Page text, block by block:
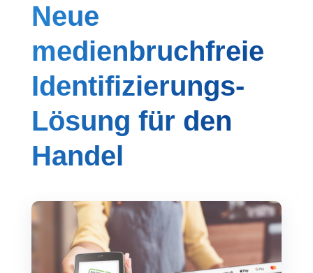
Neue
medienbruchfreie
Identifizierungs-
Lösung für den
Handel